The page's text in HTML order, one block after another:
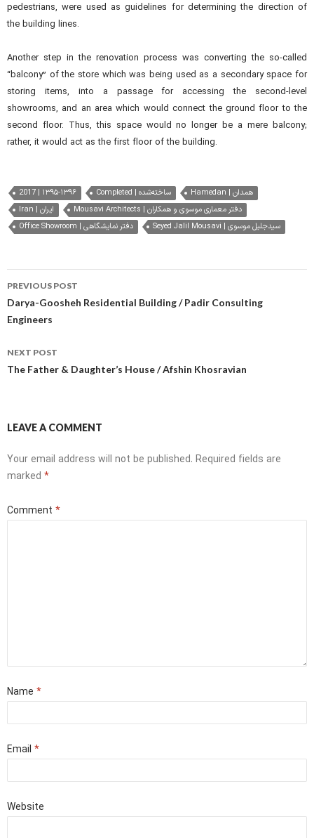
pedestrians, were used as guidelines for determining the direction of
the building lines.
Another step in the renovation process was converting the so-called
“balcony” of the store which was being used as a secondary space for
storing items, into a passage for accessing the second-level
showrooms, and an area which would connect the ground floor to the
second floor. Thus, this space would no longer be a mere balcony;
rather, it would act as the first floor of the building.
2017 | ۱۳۹۵-۱۳۹۶ Completed | ساخته‌شده
Hamedan | همدان
Iran | ایران
Mousavi Architects | دفتر معماری موسوی و همکاران
Office Showroom | دفتر نمایشگاهی
Seyed Jalil Mousavi | سیدجلیل موسوی
Post
navigation
PREVIOUS POST
Darya-Goosheh Residential Building / Padir Consulting
Engineers
NEXT POST
The Father & Daughter’s House / Afshin Khosravian
LEAVE A COMMENT
Your email address will not be published. Required fields are
marked *
Comment *
Name *
Email *
Website